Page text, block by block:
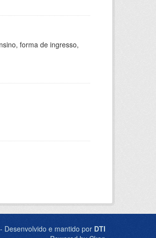
forma de ingresso,
Desenvolvido e mantido por DTI